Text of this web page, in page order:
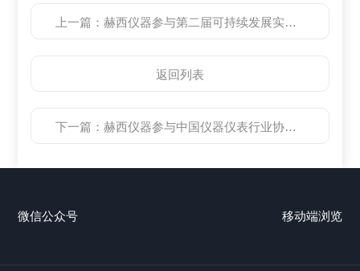
上一篇：赫西仪器参与第二届可持续发展实验室高峰论坛
返回列表
下一篇：赫西仪器参与中国仪器仪表行业协会2018生产过程信息化交流大会
微信公众号 移动端浏览